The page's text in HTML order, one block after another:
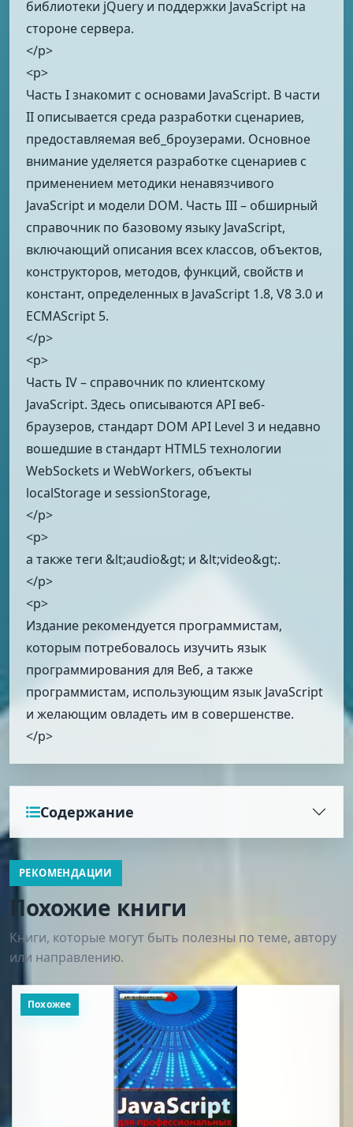
библиотеки jQuery и поддержки JavaScript на
стороне сервера.
</p>
<p>
Часть I знакомит с основами JavaScript. В части
II описывается среда разработки сценариев,
предоставляемая веб_броузерами. Основное
внимание уделяется разработке сценариев с
применением методики ненавязчивого
JavaScript и модели DOM. Часть III – обширный
справочник по базовому языку JavaScript,
включающий описания всех классов, объектов,
конструкторов, методов, функций, свойств и
констант, определенных в JavaScript 1.8, V8 3.0 и
ECMAScript 5.
</p>
<p>
Часть IV – справочник по клиентскому
JavaScript. Здесь описываются API веб-
браузеров, стандарт DOM API Level 3 и недавно
вошедшие в стандарт HTML5 технологии
WebSockets и WebWorkers, объекты
localStorage и sessionStorage,
</p>
<p>
а также теги &lt;audio&gt; и &lt;video&gt;.
</p>
<p>
Издание рекомендуется программистам,
которым потребовалось изучить язык
программирования для Веб, а также
программистам, использующим язык JavaScript
и желающим овладеть им в совершенстве.
</p>
Содержание
РЕКОМЕНДАЦИИ
Похожие книги
Книги, которые могут быть полезны по теме, автору
или направлению.
Похожее